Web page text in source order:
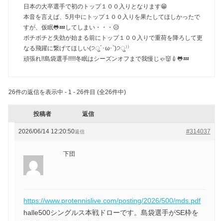
日本の大卒選手で初のトップ１００入りとなります😁
本音を言えば、5月中にトップ１００入りを果たしてほしかったで
すが、仮眠🐸💤してしまい・・・😥
ボチボチと失効が始まる前にトップ１００入りで重荷を降ろして更
なる飛躍に繋げてほしい(੭ु´･ω･`)੭ु⁾⁾
頑張れ!!島袋選手!!!!!冬眠はシーズンオフまで我慢じゃ👹💉🐸💤
26件の返信を表示中 - 1 - 26件目 (全26件中)
投稿者 返信
2026/06/14 12:20:50 #314037
返信
下団
https://www.protennislive.com/posting/2026/500/mds.pdf
halle500シングルス本戦ドローです。島袋選手がSE枠を